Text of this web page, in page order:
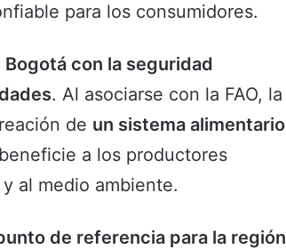
para los consumidores.
con la seguridad
. Al asociarse con la FAO, la
de un sistema alimentario
a los productores
al medio ambiente.
de referencia para la región